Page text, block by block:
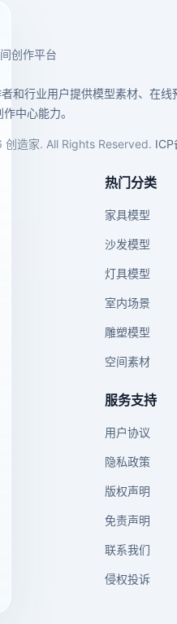
创作平台
和行业用户提供模型素材、在线
中心能力。
造家. All Rights Reserved. ICP
热门分类
家具模型
沙发模型
灯具模型
室内场景
雕塑模型
空间素材
服务支持
用户协议
隐私政策
版权声明
免责声明
联系我们
侵权投诉